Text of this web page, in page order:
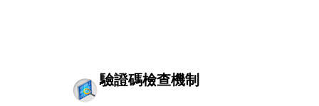
驗證碼檢查機制